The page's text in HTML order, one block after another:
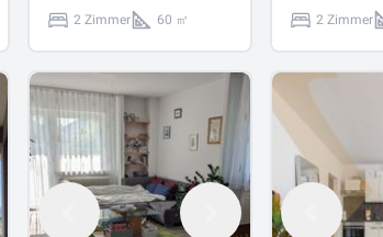
Linz/Urfahr zu
2 Zimmer 60 ㎡
55m² +2 Zimmer